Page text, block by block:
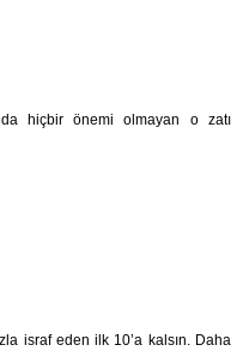
hiçbir önemi olmayan o zatı
israf eden ilk 10’a kalsın. Daha